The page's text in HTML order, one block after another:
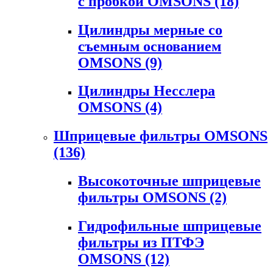
Цилиндры мерные со
съемным основанием
OMSONS (9)
Цилиндры Несслера
OMSONS (4)
Шприцевые фильтры OMSONS
(136)
Высокоточные шприцевые
фильтры OMSONS (2)
Гидрофильные шприцевые
фильтры из ПТФЭ
OMSONS (12)